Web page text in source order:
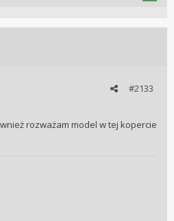
#2133
rozważam model w tej kopercie